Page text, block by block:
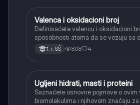
Hemija
Valenca i oksidacioni broj
Definisaćete valencu i oksidacioni
sposobnosti atoma da se vezuju sa
hemijskim jedinjenjima.
1. r. SŠ 808 4
Hemija
Ugljeni hidrati, masti i proteini
Saznaćete osnovne pojmove o ovim
biomolekulima i njihovom značaju